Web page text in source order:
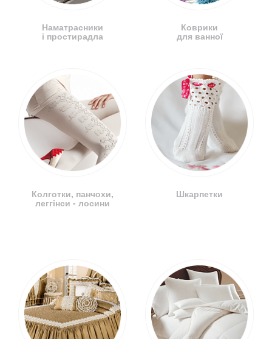
Наматрасники
і простирадла
Колготки, панчохи,
леггінси - лосини
Коврики
для ванної
Шкарпетки